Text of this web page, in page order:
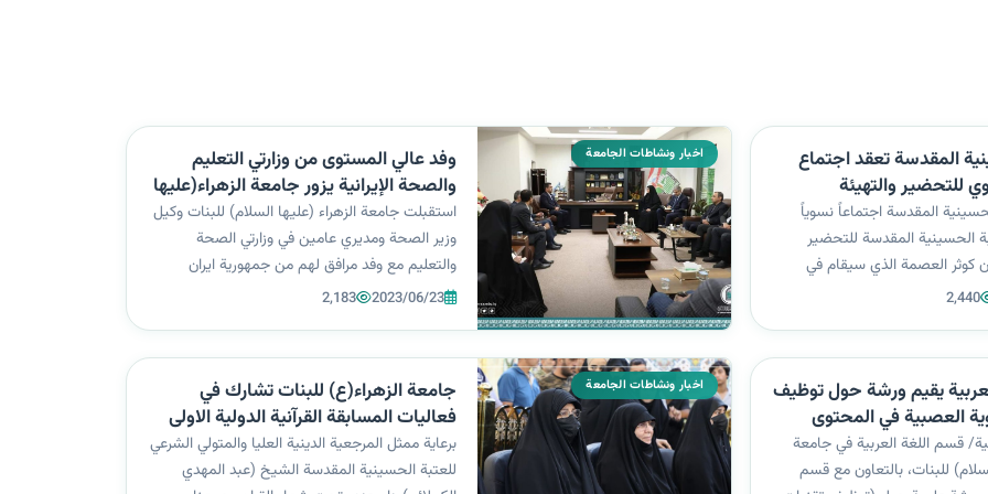
المقدسة تعقد اجتماع
للتحضير والتهيئة
كوثر العصمة.
المقدسة اجتماعاً نسوياً
الحسينية المقدسة للتحضير
كوثر العصمة الذي سيقام في
الزهراء (عليها السلام) للبنات
2,440
اخبار ونشاطات الجامعة
وفد عالي المستوى من وزارتي التعليم
والصحة الإيرانية يزور جامعة الزهراء(عليها
السلام) للبنات
استقبلت جامعة الزهراء (عليها السلام) للبنات وكيل
وزير الصحة ومديري عامين في وزارتي الصحة
والتعليم مع وفد مرافق لهم من جمهورية ايران
الاسلامية وكان في استقبال الوفد رئيسة الجامعة
2023/06/23
2,183
يقيم ورشة حول توظيف
العصبية في المحتوى
قسم اللغة العربية في جامعة
للبنات، بالتعاون مع قسم
اخبار ونشاطات الجامعة
جامعة الزهراء(ع) للبنات تشارك في
فعاليات المسابقة القرآنية الدولية الاولى
للعتبات المقدسة والمزارات
برعاية ممثل المرجعية الدينية العليا والمتولي الشرعي
للعتبة الحسينية المقدسة الشيخ (عبد المهدي